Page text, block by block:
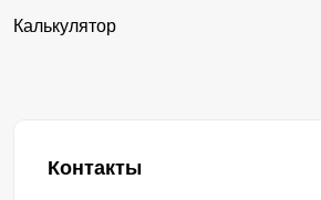
Калькулятор
Контакты